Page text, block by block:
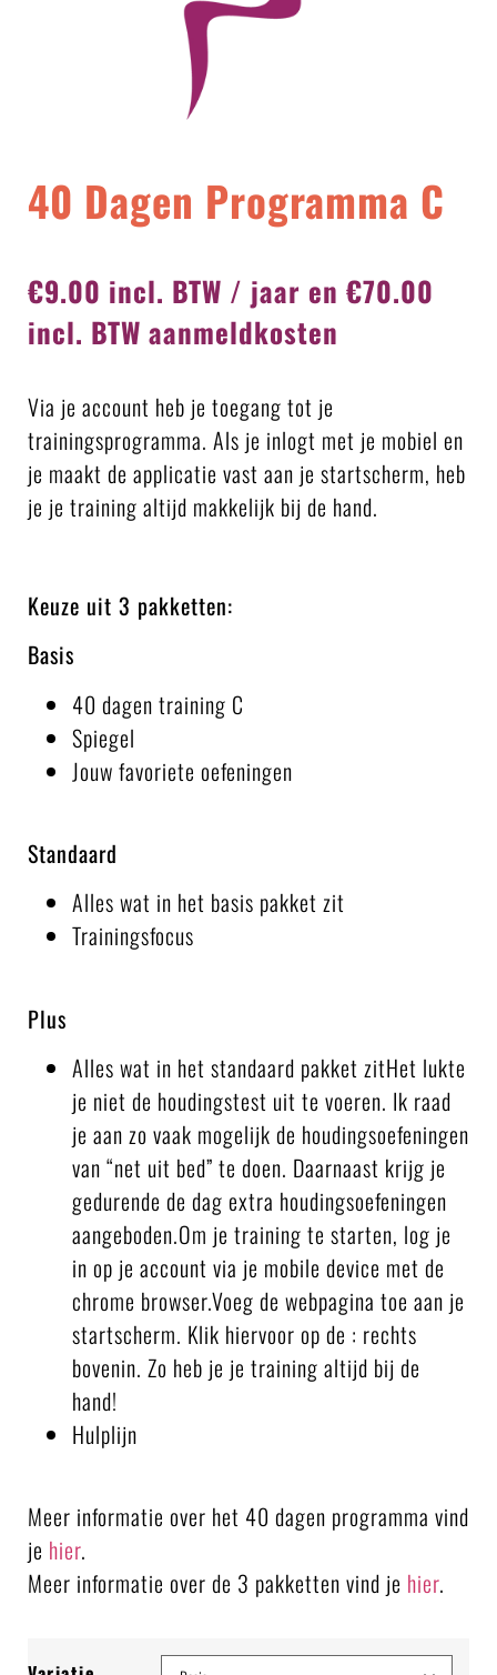
40 Dagen Programma C
€9.00 incl. BTW / jaar en €70.00
incl. BTW aanmeldkosten
Via je account heb je toegang tot je
trainingsprogramma. Als je inlogt met je mobiel en
je maakt de applicatie vast aan je startscherm, heb
je je training altijd makkelijk bij de hand.
Keuze uit 3 pakketten:
Basis
40 dagen training C
Spiegel
Jouw favoriete oefeningen
Standaard
Alles wat in het basis pakket zit
Trainingsfocus
Plus
Alles wat in het standaard pakket zitHet lukte
je niet de houdingstest uit te voeren. Ik raad
je aan zo vaak mogelijk de houdingsoefeningen
van “net uit bed” te doen. Daarnaast krijg je
gedurende de dag extra houdingsoefeningen
aangeboden.Om je training te starten, log je
in op je account via je mobile device met de
chrome browser.Voeg de webpagina toe aan je
startscherm. Klik hiervoor op de : rechts
bovenin. Zo heb je je training altijd bij de
hand!
Hulplijn
Meer informatie over het 40 dagen programma vind
je hier.
Meer informatie over de 3 pakketten vind je hier.